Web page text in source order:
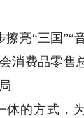
“三国”“音
消费品零售
。
的方式，